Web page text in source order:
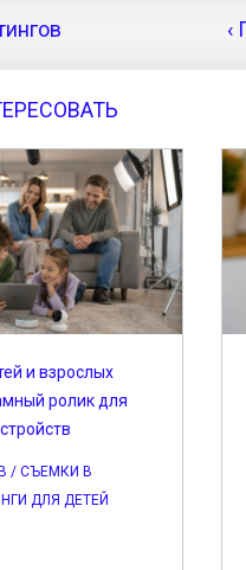
‹
и взрослых
ролик для
/ СЪЕМКИ В
ДЛЯ ДЕТЕЙ